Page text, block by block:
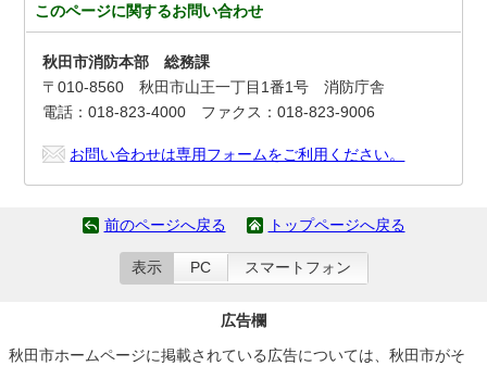
このページに関するお問い合わせ
秋田市消防本部 総務課
〒010-8560 秋田市山王一丁目1番1号 消防庁舎
電話：018-823-4000 ファクス：018-823-9006
お問い合わせは専用フォームをご利用ください。
前のページへ戻る トップページへ戻る
表示 PC スマートフォン
広告欄
秋田市ホームページに掲載されている広告については、秋田市がそ